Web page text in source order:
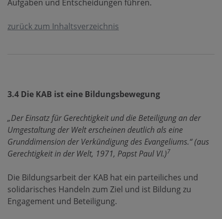
Aufgaben und Entscheidungen führen.
zurück zum Inhaltsverzeichnis
3.4 Die KAB ist eine Bildungsbewegung
„Der Einsatz für Gerechtigkeit und die Beteiligung an der
Umgestaltung der Welt erscheinen deutlich als eine
Grunddimension der Verkündigung des Evangeliums.“ (aus
Gerechtigkeit in der Welt, 1971, Papst Paul VI.)7
Die Bildungsarbeit der KAB hat ein parteiliches und
solidarisches Handeln zum Ziel und ist Bildung zu
Engagement und Beteiligung.